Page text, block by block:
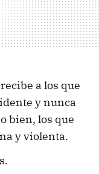
a los que
y nunca
bien, los que
y violenta.